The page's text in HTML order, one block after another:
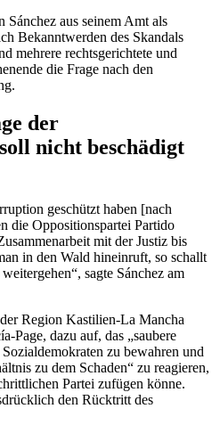
aus seinem Amt als
Bekanntwerden des Skandals
mehrere rechtsgerichtete und
die Frage nach den
der
nicht beschädigt
geschützt haben [nach
die Oppositionspartei Partido
mit der Justiz bis
in den Wald hineinruft, so schallt
sagte Sánchez am
Region Kastilien-La Mancha
Page, dazu auf, das „saubere
zu bewahren und
zu dem Schaden“ zu reagieren,
Partei zufügen könne.
den Rücktritt des